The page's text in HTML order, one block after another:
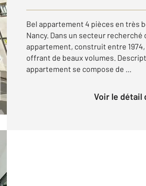
Bel appartement 4 pièces en très
Nancy. Dans un secteur recherché
appartement, construit entre
offrant de beaux volumes.
appartement se compose de ...
Voir le détail